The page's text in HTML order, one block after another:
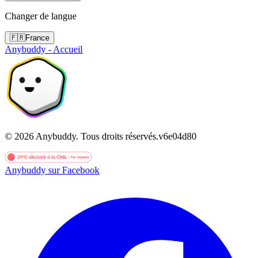
Changer de langue
🇫🇷France
Anybuddy - Accueil
© 2026 Anybuddy. Tous droits réservés.v6e04d80
Anybuddy sur Facebook